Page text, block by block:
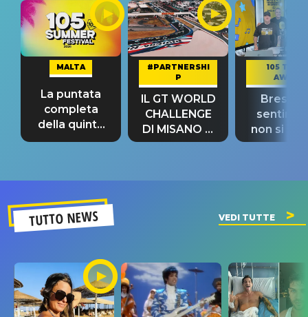
MALTA
La puntata
completa
della quinta
tappa
#PARTNERSHI
P
IL GT WORLD
CHALLENGE
DI MISANO si
riconferma
105 TAKE
AWAY
Bresh:
non si
fino alla
TUTTO NEWS VEDI TUTTE